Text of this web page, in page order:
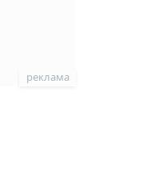
реклама